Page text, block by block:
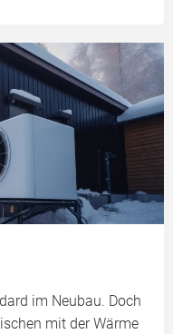
im Neubau. Doch
mit der Wärme